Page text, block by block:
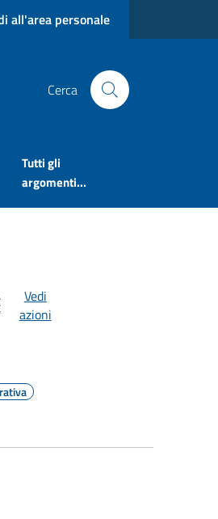
all'area personale
Cerca
Tutti gli
argomenti...
Vedi
azioni